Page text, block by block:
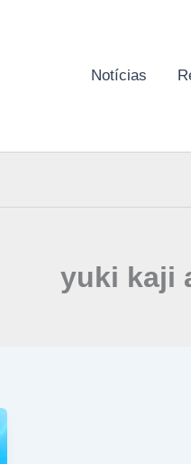
Notícias
yuki kaji